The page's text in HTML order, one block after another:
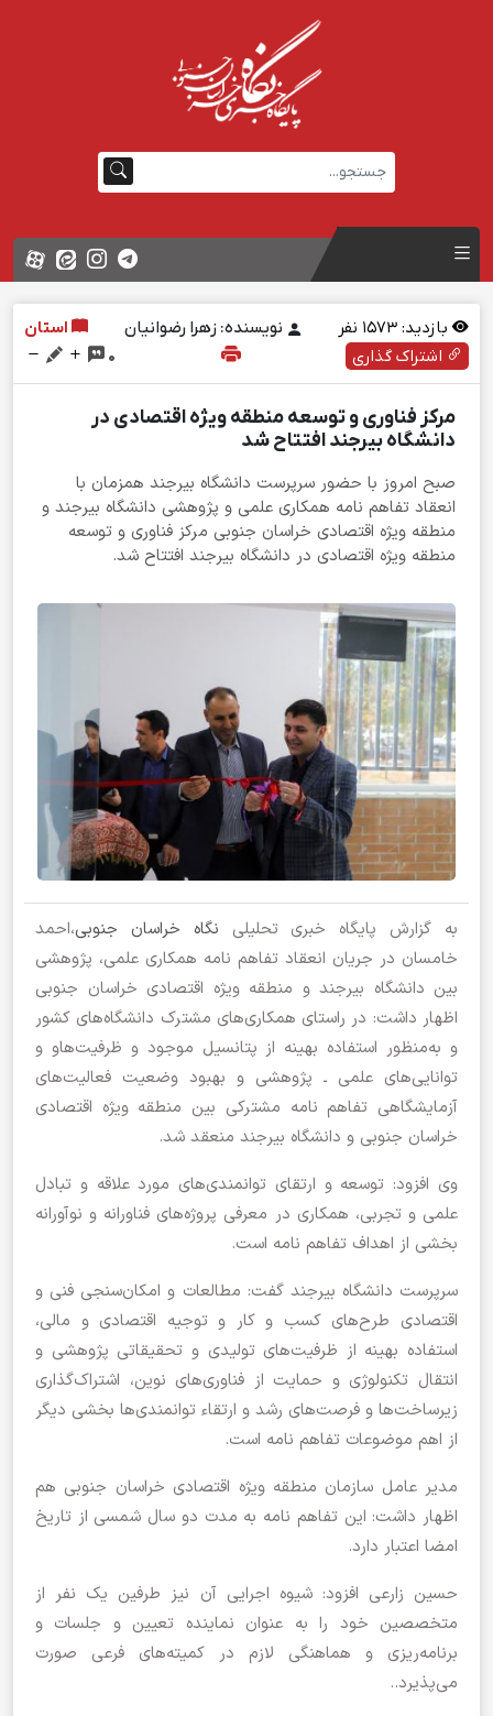
بازدید: نفر نویسنده: زهرا رضوانیان
استان
اشتراک گذاری
0
مرکز فناوری و توسعه منطقه ویژه اقتصادی در
دانشگاه بیرجند افتتاح شد
صبح امروز با حضور سرپرست دانشگاه بیرجند همزمان با
انعقاد تفاهم نامه همکاری علمی و پژوهشی دانشگاه بیرجند و
منطقه ویژه اقتصادی خراسان جنوبی مرکز فناوری و توسعه
منطقه ویژه اقتصادی در دانشگاه بیرجند افتتاح شد.
به گزارش پایگاه خبری تحلیلی نگاه خراسان جنوبی،احمد
خامسان در جریان انعقاد تفاهم نامه همکاری علمی، پژوهشی
بین دانشگاه بیرجند و منطقه ویژه اقتصادی خراسان جنوبی
اظهار داشت: در راستای همکاری‌های مشترک دانشگاه‌های کشور
و به‌منظور استفاده بهینه از پتانسیل موجود و ظرفیت‌هاو و
توانایی‌های علمی ـ پژوهشی و بهبود وضعیت فعالیت‌های
آزمایشگاهی تفاهم نامه مشترکی بین منطقه ویژه اقتصادی
خراسان جنوبی و دانشگاه بیرجند منعقد شد.
وی افزود: توسعه و ارتقای توانمندی‌های مورد علاقه و تبادل
علمی و تجربی، همکاری در معرفی پروژه‌های فناورانه و نوآورانه
بخشی از اهداف تفاهم نامه است.
سرپرست دانشگاه بیرجند گفت: مطالعات و امکان‌سنجی فنی و
اقتصادی طرح‌های کسب و کار و توجیه اقتصادی و مالی،
استفاده بهینه از ظرفیت‌های تولیدی و تحقیقاتی پژوهشی و
انتقال تکنولوژی و حمایت از فناوری‌های نوین، اشتراک‌گذاری
زیرساخت‌ها و فرصت‌های رشد و ارتقاء توانمندی‌ها بخشی دیگر
از اهم موضوعات تفاهم نامه است.
مدیر عامل سازمان منطقه ویژه اقتصادی خراسان جنوبی هم
اظهار داشت: این تفاهم نامه به مدت دو سال شمسی از تاریخ
امضا اعتبار دارد.
حسین زارعی افزود: شیوه اجرایی آن نیز طرفین یک نفر از
متخصصین خود را به عنوان نماینده تعیین و جلسات و
برنامه‌ریزی و هماهنگی لازم در کمیته‌های فرعی صورت
می‌پذیرد..